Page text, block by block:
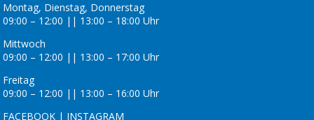
Montag, Dienstag, Donnerstag
09:00 – 12:00 || 13:00 – 18:00 Uhr
Mittwoch
09:00 – 12:00 || 13:00 – 17:00 Uhr
Freitag
09:00 – 12:00 || 13:00 – 16:00 Uhr
FACEBOOK | INSTAGRAM